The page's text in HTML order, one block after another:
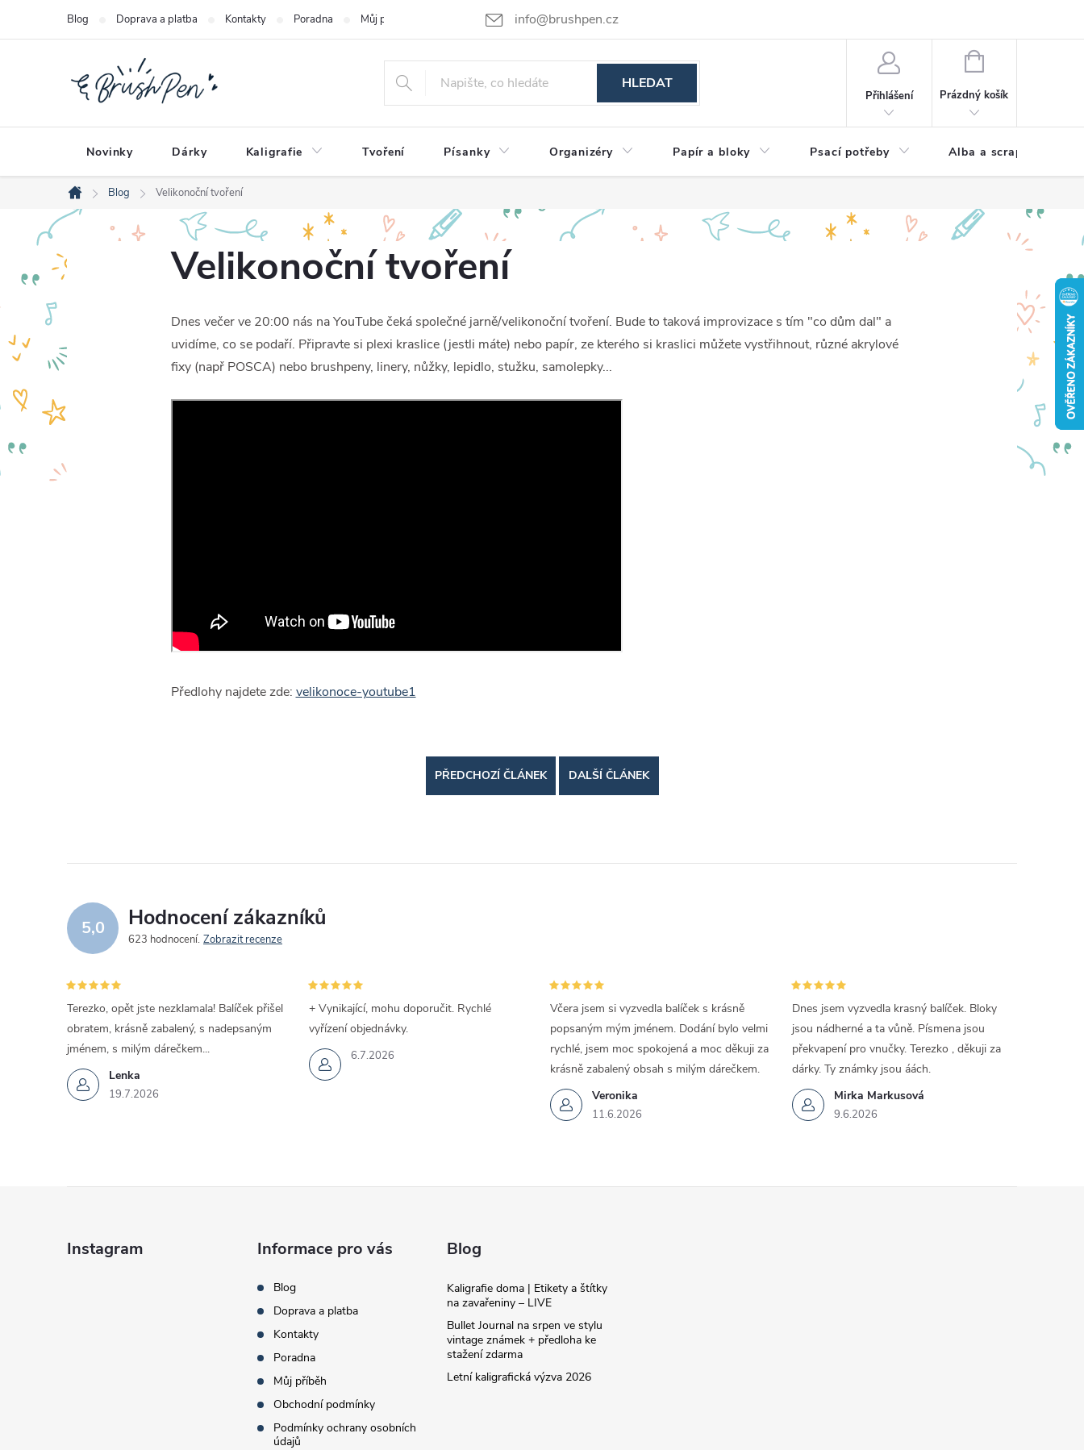
info@brushpen.cz
Blog Doprava a platba Kontakty Poradna Můj příběh Obchodní podmínky Podmínky ochrany osobních údajů
HLEDAT
Přihlášení
NÁKUPNÍ
Prázdný košík
Novinky Dárky Kaligrafie Tvoření Písanky Organizéry Papír a bloky Psací potřeby Alba a scrapbooking
Domů
Blog Velikonoční tvoření
Velikonoční tvoření
Dnes večer ve 20:00 nás na YouTubečeká společné jarně/velikonoční tvoření. Bude to taková improvizace s tím "co dům dal" a
uvidíme, co se podaří. Připravte si plexi kraslice (jestli máte) nebo papír, ze kterého si kraslici můžete vystřihnout, různé akrylové
fixy (např POSCA) nebo brushpeny, linery, nůžky, lepidlo, stužku, samolepky...
Předlohy najdete zde: velikonoce-youtube1
PŘEDCHOZÍ ČLÁNEK DALŠÍ ČLÁNEK
5,0 Hodnocení zákazníků
623 hodnocení Zobrazit recenze
Lenka
19.7.2026
Terezko, opět jste nezklamala! Balíček přišel
obratem, krásně zabalený, s nadepsaným
jménem, s milým dárečkem...
6.7.2026
+ Vynikající, mohu doporučit. Rychlé
vyřízení objednávky.
Veronika
11.6.2026
Včera jsem si vyzvedla balíček s krásně
popsaným mým jménem. Dodání bylo velmi
rychlé, jsem moc spokojená a moc děkuji za
krásně zabalený obsah s milým dárečkem.
Mirka Markusová
9.6.2026
Dnes jsem vyzvedla krasný balíček. Bloky
jsou nádherné a ta vůně. Písmena jsou
překvapení pro vnučky. Terezko , děkuji za
dárky. Ty známky jsou áách.
Instagram Informace pro vás
Blog
Doprava a platba
Kontakty
Poradna
Můj příběh
Obchodní podmínky
Podmínky ochrany osobních
údajů
Blog
Kaligrafie doma | Etikety a štítky
na zavařeniny – LIVE
Bullet Journal na srpen ve stylu
vintage známek + předloha ke
stažení zdarma
Letní kaligrafická výzva 2026